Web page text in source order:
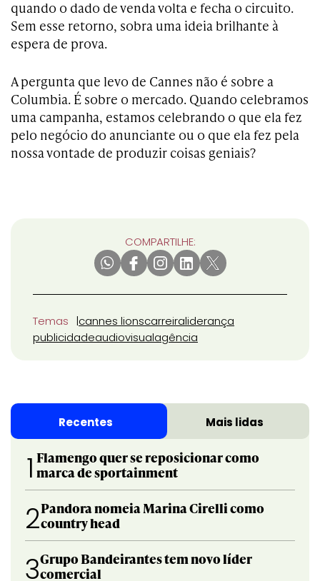
quando o dado de venda volta e fecha o circuito.
Sem esse retorno, sobra uma ideia brilhante à
espera de prova.
A pergunta que levo de Cannes não é sobre a
Columbia. É sobre o mercado. Quando celebramos
uma campanha, estamos celebrando o que ela fez
pelo negócio do anunciante ou o que ela fez pela
nossa vontade de produzir coisas geniais?
COMPARTILHE:
Temas cannes lionscarreiraliderança
publicidadeaudiovisualagência
Recentes Mais lidas
1 Flamengo quer se reposicionar como
marca de sportainment
2Pandora nomeia Marina Cirelli como
country head
3Grupo Bandeirantes tem novo líder
comercial